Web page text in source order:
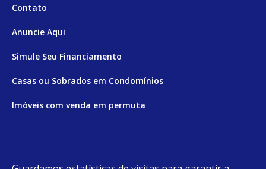
Contato
Anuncie Aqui
Simule Seu Financiamento
Casas ou Sobrados em Condomínios
Imóveis com venda em permuta